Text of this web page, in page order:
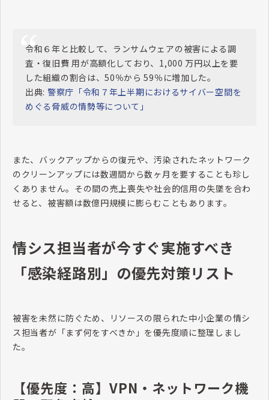
令和６年と比較して、ランサムウェアの被害による調
査・復旧費 用が高額化しており、1,000 万円以上を要
した組織の割合は、50％から 59％に増加した。
出典: 警察庁「令和７年上半期におけるサイバー空間を
めぐる脅威の情勢等について」
また、バックアップからの復元や、汚染されたネットワーク
のクリーンアップには数週間から数ヶ月を要することも珍し
くありません。その間の売上喪失や社会的信用の失墜を合わ
せると、被害額は数億円規模に膨らむこともあります。
情シス担当者が今すぐ実施すべき
「感染経路別」の優先対策リスト
被害を未然に防ぐため、リソースの限られた中小企業の情シ
ス担当者が「まず何をすべきか」を優先度順に整理しまし
た。
【優先度：高】VPN・ネットワーク機